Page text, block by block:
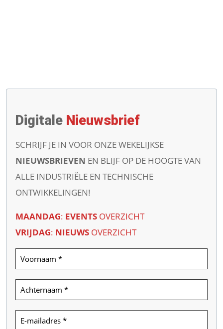
Digitale Nieuwsbrief
SCHRIJF JE IN VOOR ONZE WEKELIJKSE
NIEUWSBRIEVEN EN BLIJF OP DE HOOGTE VAN
ALLE INDUSTRIËLE EN TECHNISCHE
ONTWIKKELINGEN!
MAANDAG: EVENTS OVERZICHT
VRIJDAG: NIEUWS OVERZICHT